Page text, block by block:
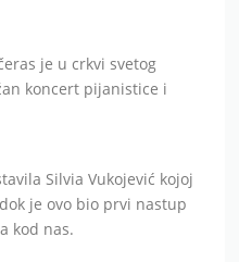
je u crkvi svetog
koncert pijanistice i
Silvia Vukojević kojoj
je ovo bio prvi nastup
kod nas.